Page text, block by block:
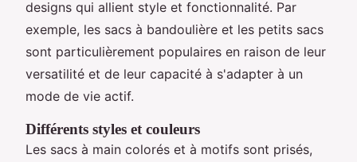
designs qui allient style et fonctionnalité. Par
exemple, les sacs à bandoulière et les petits sacs
sont particulièrement populaires en raison de leur
versatilité et de leur capacité à s'adapter à un
mode de vie actif.
Différents styles et couleurs
Les sacs à main colorés et à motifs sont prisés,